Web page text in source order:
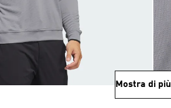
Mostra di più